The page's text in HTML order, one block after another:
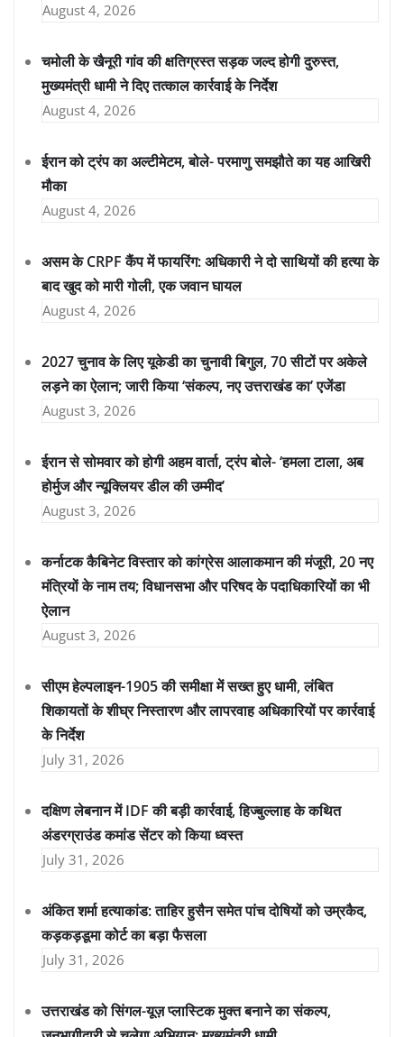
August 4, 2026
चमोली के खैनूरी गांव की क्षतिग्रस्त सड़क जल्द होगी दुरुस्त,
मुख्यमंत्री धामी ने दिए तत्काल कार्रवाई के निर्देश
August 4, 2026
ईरान को ट्रंप का अल्टीमेटम, बोले- परमाणु समझौते का यह आखिरी
मौका
August 4, 2026
असम के CRPF कैंप में फायरिंग: अधिकारी ने दो साथियों की हत्या के
बाद खुद को मारी गोली, एक जवान घायल
August 4, 2026
2027 चुनाव के लिए यूकेडी का चुनावी बिगुल, 70 सीटों पर अकेले
लड़ने का ऐलान; जारी किया ‘संकल्प, नए उत्तराखंड का’ एजेंडा
August 3, 2026
ईरान से सोमवार को होगी अहम वार्ता, ट्रंप बोले- ‘हमला टाला, अब
होर्मुज और न्यूक्लियर डील की उम्मीद’
August 3, 2026
कर्नाटक कैबिनेट विस्तार को कांग्रेस आलाकमान की मंजूरी, 20 नए
मंत्रियों के नाम तय; विधानसभा और परिषद के पदाधिकारियों का भी
ऐलान
August 3, 2026
सीएम हेल्पलाइन-1905 की समीक्षा में सख्त हुए धामी, लंबित
शिकायतों के शीघ्र निस्तारण और लापरवाह अधिकारियों पर कार्रवाई
के निर्देश
July 31, 2026
दक्षिण लेबनान में IDF की बड़ी कार्रवाई, हिज्बुल्लाह के कथित
अंडरग्राउंड कमांड सेंटर को किया ध्वस्त
July 31, 2026
अंकित शर्मा हत्याकांड: ताहिर हुसैन समेत पांच दोषियों को उम्रकैद,
कड़कड़डूमा कोर्ट का बड़ा फैसला
July 31, 2026
उत्तराखंड को सिंगल-यूज़ प्लास्टिक मुक्त बनाने का संकल्प,